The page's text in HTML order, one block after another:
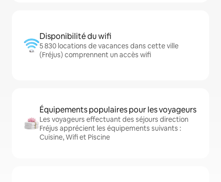
Disponibilité du wifi
5 830 locations de vacances dans cette ville
(Fréjus) comprennent un accès wifi
Équipements populaires pour les voyageurs
Les voyageurs effectuant des séjours direction
Fréjus apprécient les équipements suivants :
Cuisine, Wifi et Piscine